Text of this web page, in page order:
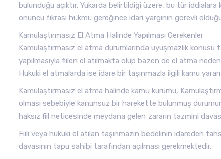
bulunduğu açıktır. Yukarda belirtildiği üzere, bu tür iddialara
onuncu fıkrası hükmü gereğince idari yargının görevli
Kamulaştırmasız El Atma Halinde Yapılması Gerekenler
Kamulaştırmasız el atma durumlarında uyuşmazlık
yapılmasıyla fiilen el atılmakta olup bazen de el atma
Hukuki el atmalarda ise idare bir taşınmazla ilgili kamu
Kamulaştırmasız el atma halinde kamu kurumu,
olması sebebiyle kanunsuz bir harekette bulunmuş
haksız fiil neticesinde meydana gelen zararın tazmini
Fiili veya hukuki el atılan taşınmazın bedelinin idareden
davasının tapu sahibi tarafından açılması gerekmektedir.